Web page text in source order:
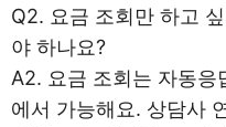
Q2. 요금 조회만 하고
야 하나요?
A2. 요금 조회는 자동응
에서 가능해요. 상담사